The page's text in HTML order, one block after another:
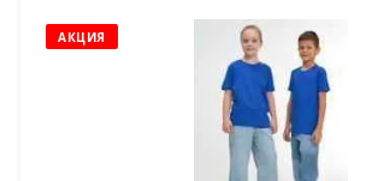
АКЦИЯ